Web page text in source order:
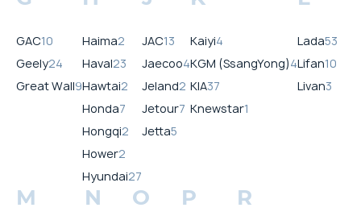
GAC10
Geely24
Great Wall9
Haima2
Haval23
Hawtai2
Honda7
Hongqi2
Hower2
Hyundai27
JAC13
Jaecoo4
Jeland2
Jetour7
Jetta5
Kaiyi4
KGM (SsangYong)4
KIA37
Knewstar1
Lada53
Lifan10
Livan3
M N O P R